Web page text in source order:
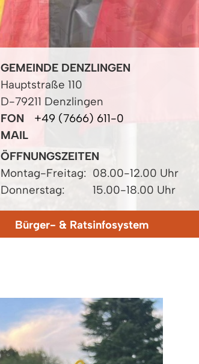
GEMEINDE DENZLINGEN
Hauptstraße 110
D-79211 Denzlingen
FON
+49 (7666) 611-0
MAIL
ÖFFNUNGSZEITEN
Montag-Freitag: 08.00-12.00 Uhr
Donnerstag:
15.00-18.00 Uhr
Bürger- & Ratsinfosystem